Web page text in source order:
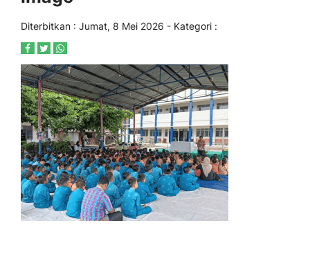
Diterbitkan : Jumat, 8 Mei 2026 - Kategori :